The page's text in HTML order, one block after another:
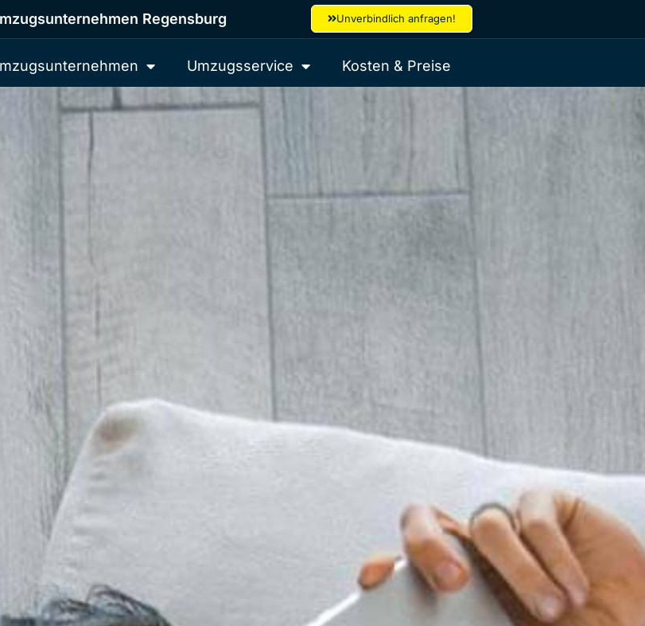
Regensburg Unverbindlich anfragen!
Umzugsservice Kosten & Preise